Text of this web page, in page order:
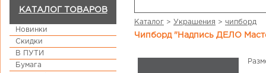
КАТАЛОГ ТОВАРОВ
Новинки
Скидки
В ПУТИ
Бумага
Каталог > Украшения > чипборд
Чипборд "Надпись ДЕЛО